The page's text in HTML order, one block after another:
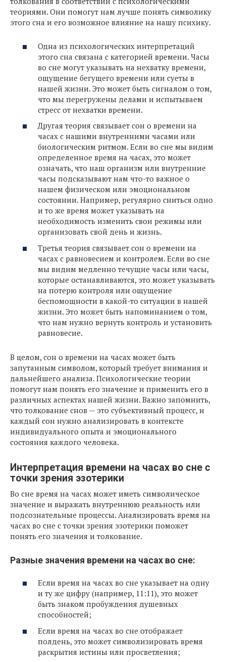
теориями. Они помогут нам лучше понять символику
этого сна и его возможное влияние на нашу психику.
Одна из психологических интерпретаций
этого сна связана с категорией времени. Часы
во сне могут указывать на нехватку времени,
ощущение бегущего времени или суеты в
нашей жизни. Это может быть сигналом о том,
что мы перегружены делами и испытываем
стресс от нехватки времени.
Другая теория связывает сон о времени на
часах с нашими внутренними часами или
биологическим ритмом. Если во сне мы видим
определенное время на часах, это может
означать, что наш организм или внутренние
часы подсказывают нам что-то важное о
нашем физическом или эмоциональном
состоянии. Например, регулярно сниться одно
и то же время может указывать на
необходимость изменить свои режимы или
организовать свой день и жизнь.
Третья теория связывает сон о времени на
часах с равновесием и контролем. Если во сне
мы видим медленно течущие часы или часы,
которые останавливаются, это может указывать
на потерю контроля или ощущение
беспомощности в какой-то ситуации в нашей
жизни. Это может быть напоминанием о том,
что нам нужно вернуть контроль и установить
равновесие.
В целом, сон о времени на часах может быть
запутанным символом, который требует внимания и
дальнейшего анализа. Психологические теории
помогут нам понять его значение и применить его в
различных аспектах нашей жизни. Важно запомнить,
что толкование снов — это субъективный процесс, и
каждый сон нужно анализировать в контексте
индивидуального опыта и эмоционального
состояния каждого человека.
Интерпретация времени на часах во сне с
точки зрения эзотерики
Во сне время на часах может иметь символическое
значение и выражать внутреннюю реальность или
подсознательные процессы. Анализировать время на
часах во сне с точки зрения эзотерики поможет
понять его значения и толкование.
Разные значения времени на часах во сне:
Если время на часах во сне указывает на одну
и ту же цифру (например, 11:11), это может
быть знаком пробуждения душевных
способностей;
Если время на часах во сне отображает
полдень, это может символизировать время
раскрытия истины или просветления;